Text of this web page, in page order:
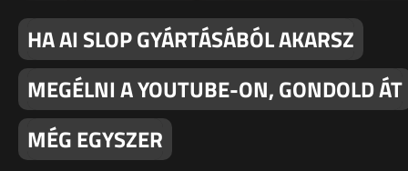
HA AI SLOP GYÁRTÁSÁBÓL AKARSZ
MEGÉLNI A YOUTUBE-ON, GONDOLD ÁT
MÉG EGYSZER